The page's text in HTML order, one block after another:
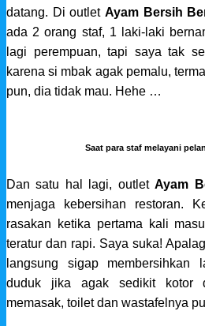
datang. Di outlet Ayam Bersih
ada 2 orang staf, 1 laki-laki
lagi perempuan, tapi saya tak
karena si mbak agak pemalu,
pun, dia tidak mau. Hehe …
Saat para staf melayani
Dan satu hal lagi, outletAyam
menjaga kebersihan restoran.
rasakan ketika pertama kali
teratur dan rapi. Saya suka!
langsung sigap membersihkan
duduk jika agak sedikit kotor
memasak, toilet dan wastafelnya